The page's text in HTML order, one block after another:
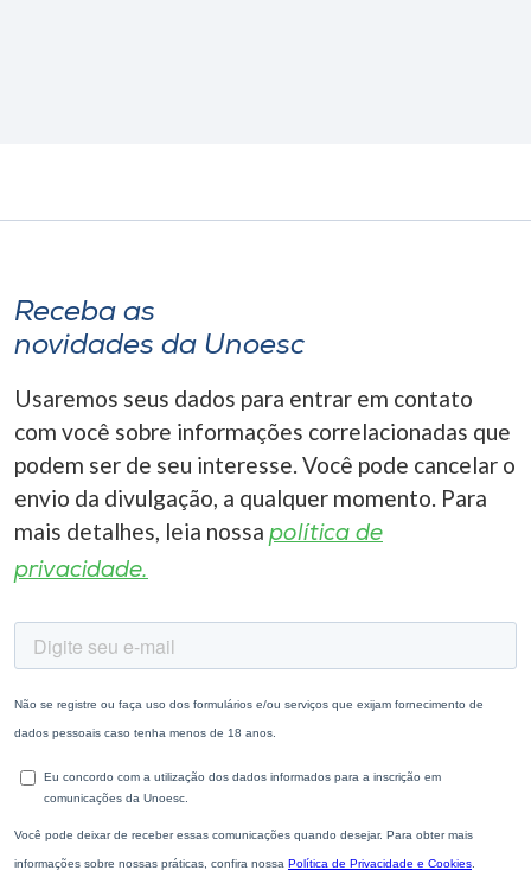
Receba as
novidades da Unoesc
Usaremos seus dados para entrar em contato
com você sobre informações correlacionadas que
podem ser de seu interesse. Você pode cancelar o
envio da divulgação, a qualquer momento. Para
mais detalhes, leia nossa política de
privacidade.